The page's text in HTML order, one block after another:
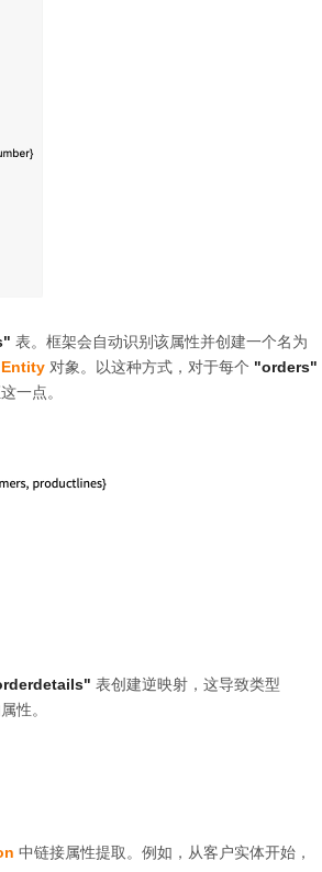
表。框架会自动识别该属性并创建一个名为
Entity 对象。以这种方式，对于每个 "orders"
一点。
表创建逆映射，这导致类型
性。
中链接属性提取。例如，从客户实体开始，